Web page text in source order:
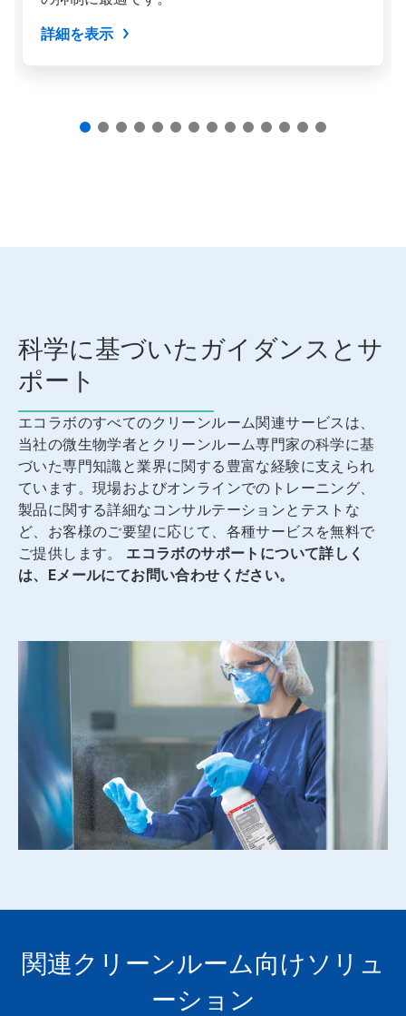
ク
リ
ッ
ク
し
て
特
定
の
ス
ラ
イ
ド
を
開
き
詳細を表示
科学に基づいたガイダンスとサ
ポート
エコラボのすべてのクリーンルーム関連サービスは、
当社の微生物学者とクリーンルーム専門家の科学に基
づいた専門知識と業界に関する豊富な経験に支えられ
ています。現場およびオンラインでのトレーニング、
製品に関する詳細なコンサルテーションとテストな
ど、お客様のご要望に応じて、各種サービスを無料で
ご提供します。
エコラボのサポートについて詳しく
は、Eメールにてお問い合わせください。
関連クリーンルーム向けソリュ
ーション